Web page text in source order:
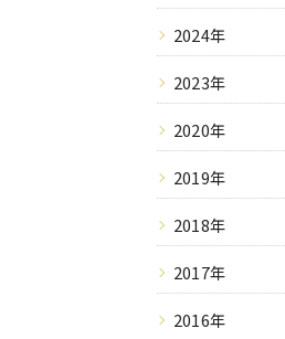
2024年
2023年
2020年
2019年
2018年
2017年
2016年